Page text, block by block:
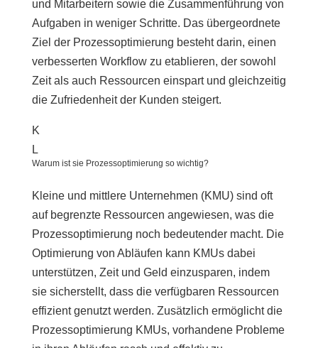
und Mitarbeitern sowie die Zusammenführung von
Aufgaben in weniger Schritte. Das übergeordnete
Ziel der Prozessoptimierung besteht darin, einen
verbesserten Workflow zu etablieren, der sowohl
Zeit als auch Ressourcen einspart und gleichzeitig
die Zufriedenheit der Kunden steigert.
K
L
Warum ist sie Prozessoptimierung so wichtig?
Kleine und mittlere Unternehmen (KMU) sind oft
auf begrenzte Ressourcen angewiesen, was die
Prozessoptimierung noch bedeutender macht. Die
Optimierung von Abläufen kann KMUs dabei
unterstützen, Zeit und Geld einzusparen, indem
sie sicherstellt, dass die verfügbaren Ressourcen
effizient genutzt werden. Zusätzlich ermöglicht die
Prozessoptimierung KMUs, vorhandene Probleme